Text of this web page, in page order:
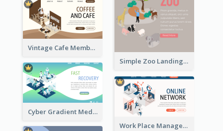
Simple Zoo Landing Page For More Details
Vintage Cafe Membership Registration Page With Isometric Graphics
Cyber Gradient Medical Appointment Banner With Isometric Diagram
Work Place Management Workshop Landing Page